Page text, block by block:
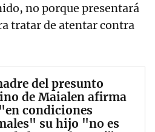
no porque presentará
tratar de atentar contra
del presunto
de Maialen afirma
condiciones
su hijo "no es